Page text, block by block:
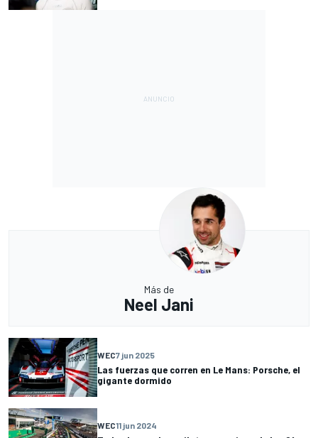
Más de
Neel Jani
WEC7 jun 2025
Las fuerzas que corren en Le Mans: Porsche, el
gigante dormido
WEC11 jun 2024